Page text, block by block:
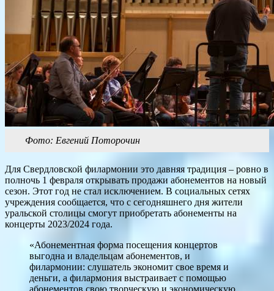
Фото: Евгений Поторочин
Для Свердловской филармонии это давняя традиция – ровно в
полночь 1 февраля открывать продажи абонементов на новый
сезон. Этот год не стал исключением. В социальных сетях
учреждения сообщается, что с сегодняшнего дня жители
уральской столицы смогут приобретать абонементы на
концерты 2023/2024 года.
«Абонементная форма посещения концертов
выгодна и владельцам абонементов, и
филармонии: слушатель экономит свое время и
деньги, а филармония выстраивает с помощью